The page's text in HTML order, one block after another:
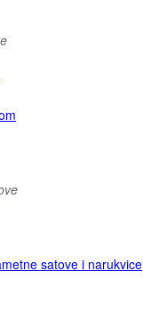
satove i narukvice